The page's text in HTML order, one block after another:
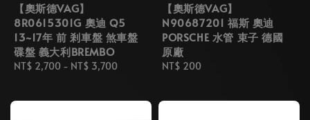
【奧斯德VAG】
8R0615301G 奧迪 Q5
13~17年 前 剎車盤 煞車盤
碟盤 義大利BREMBO
Regular
NT$ 2,700 - NT$ 3,700
【奧斯德VAG】
N90687201 福斯 奧迪
PORSCHE 水管 束子 德國
原廠
Regular
NT$ 200